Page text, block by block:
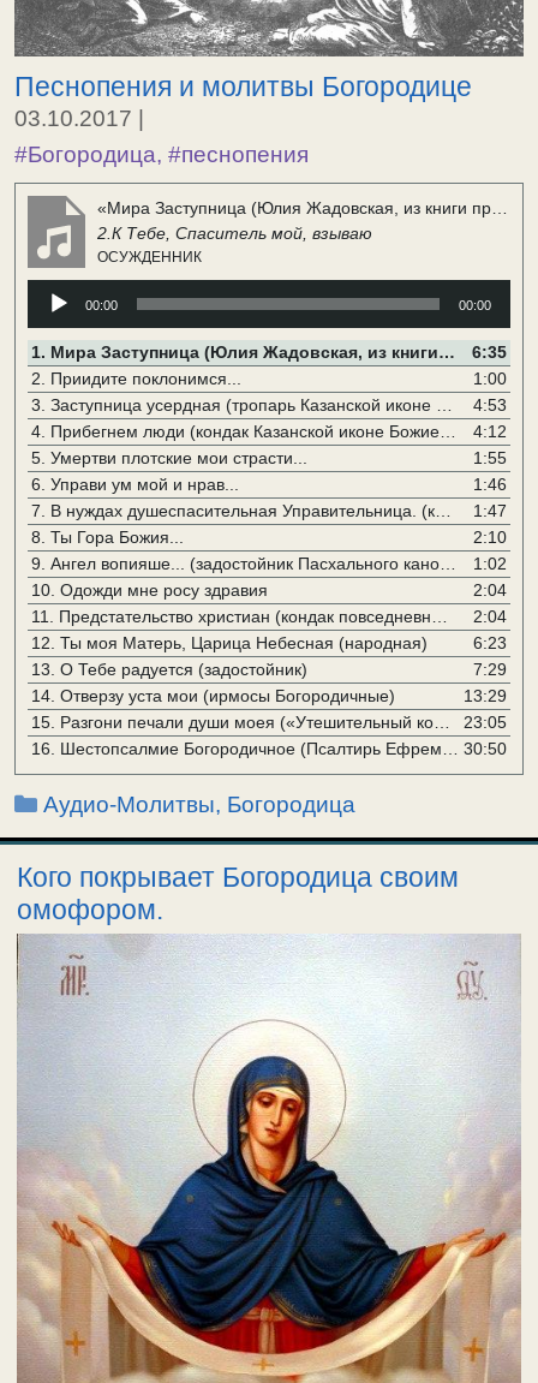
Песнопения и молитвы Богородице
03.10.2017
#Богородица, #песнопения
«Мира Заступница (Юлия Жадовская, из книги прот. Г. Дьяченко «Искра Божия», изд. 1903г.)»
2.К Тебе, Спаситель мой, взываю
ОСУЖДЕННИК
Аудиоплеер
00:00 00:00
1. Мира Заступница (Юлия Жадовская, из книги прот. Г. Дьяченко «Искра Божия», изд. 1903г.)
6:35
2. Приидите поклонимся...
1:00
3. Заступница усердная (тропарь Казанской иконе Божией Матери)
4:53
4. Прибегнем люди (кондак Казанской иконе Божией Матери)
4:12
5. Умертви плотские мои страсти...
1:55
6. Управи ум мой и нрав...
1:46
7. В нуждах душеспасительная Управительница. (кондак)
1:47
8. Ты Гора Божия...
2:10
9. Ангел вопияше... (задостойник Пасхального канона)
1:02
10. Одожди мне росу здравия
2:04
11. Предстательство христиан (кондак повседневный на «И ныне...»)
2:04
12. Ты моя Матерь, Царица Небесная (народная)
6:23
13. О Тебе радуется (задостойник)
7:29
14. Отверзу уста мои (ирмосы Богородичные)
13:29
15. Разгони печали души моея («Утешительный кондак с 12-ю икосами», перевод с греческого иером. Иакова Цветкова /1884г./)
23:05
16. Шестопсалмие Богородичное (Псалтирь Ефрема Сирина) 30:50
Рубрики
Аудио-Молитвы, Богородица
Кого покрывает Богородица своим
омофором.